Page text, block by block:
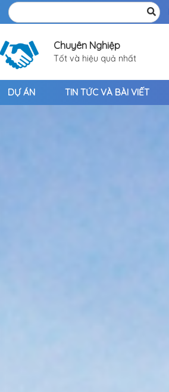
Chuyên Nghiệp
Tốt và hiệu quả nhất
DỰ ÁN TIN TỨC VÀ BÀI VIẾT